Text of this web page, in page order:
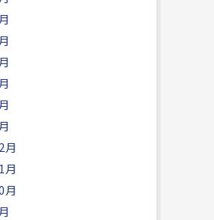
月
月
月